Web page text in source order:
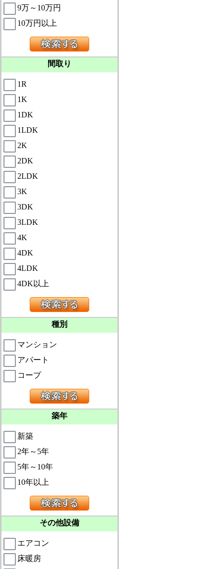
9万～10万円
10万円以上
間取り
1R
1K
1DK
1LDK
2K
2DK
2LDK
3K
3DK
3LDK
4K
4DK
4LDK
4DK以上
種別
マンション
アパート
コープ
築年
新築
2年～5年
5年～10年
10年以上
その他設備
エアコン
床暖房